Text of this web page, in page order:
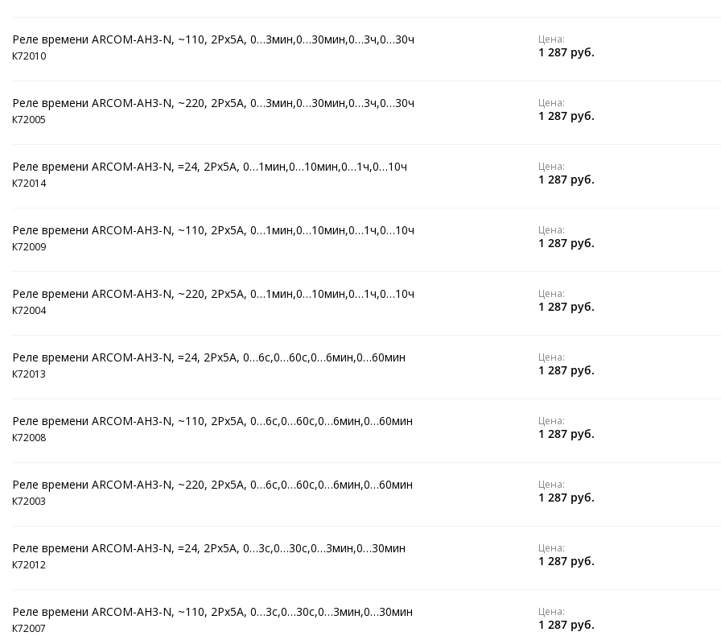
Реле времени ARCOM-AH3-N, ~110, 2Рх5А, 0…3мин,0…30мин,0…3ч,0…30ч
К72010
Цена:
1 287 руб.
Реле времени ARCOM-AH3-N, ~220, 2Рх5А, 0…3мин,0…30мин,0…3ч,0…30ч
К72005
Цена:
1 287 руб.
Реле времени ARCOM-AH3-N, =24, 2Рх5А, 0…1мин,0…10мин,0…1ч,0…10ч
К72014
Цена:
1 287 руб.
Реле времени ARCOM-AH3-N, ~110, 2Рх5А, 0…1мин,0…10мин,0…1ч,0…10ч
К72009
Цена:
1 287 руб.
Реле времени ARCOM-AH3-N, ~220, 2Рх5А, 0…1мин,0…10мин,0…1ч,0…10ч
К72004
Цена:
1 287 руб.
Реле времени ARCOM-AH3-N, =24, 2Рх5А, 0…6c,0…60c,0…6мин,0…60мин
К72013
Цена:
1 287 руб.
Реле времени ARCOM-AH3-N, ~110, 2Рх5А, 0…6c,0…60c,0…6мин,0…60мин
К72008
Цена:
1 287 руб.
Реле времени ARCOM-AH3-N, ~220, 2Рх5А, 0…6c,0…60c,0…6мин,0…60мин
К72003
Цена:
1 287 руб.
Реле времени ARCOM-AH3-N, =24, 2Рх5А, 0…3c,0…30c,0…3мин,0…30мин
К72012
Цена:
1 287 руб.
Реле времени ARCOM-AH3-N, ~110, 2Рх5А, 0…3c,0…30c,0…3мин,0…30мин
К72007
Цена:
1 287 руб.